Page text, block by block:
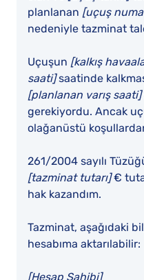
planlanan [uçuş
nedeniyle tazminat
Uçuşun [kalkış
saati]saatinde
[planlanan varış saati]
gerekiyordu. Ancak
olağanüstü
261/2004 sayılı
[tazminat tutarı]€
hak kazandım.
Tazminat, aşağıdaki
hesabıma aktarılabilir:
[Hesap Sahibi]